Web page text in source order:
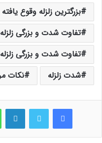
بزرگترین زلزله وقوع یافته
تفاوت شدت و بزرگی زلزله
تفاوت شدت و بزرگی
شدت زلزله
نکات
فیس بوک لینکدین